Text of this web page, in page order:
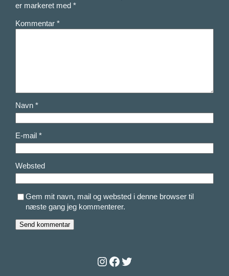
er markeret med*
Kommentar*
Navn*
E-mail*
Websted
Gem mit navn, mail og websted i denne browser til
næste gang jeg kommenterer.
Instagram
Facebook
Twitter